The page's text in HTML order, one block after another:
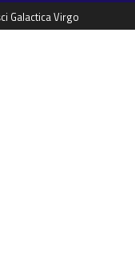
Galactica Virgo